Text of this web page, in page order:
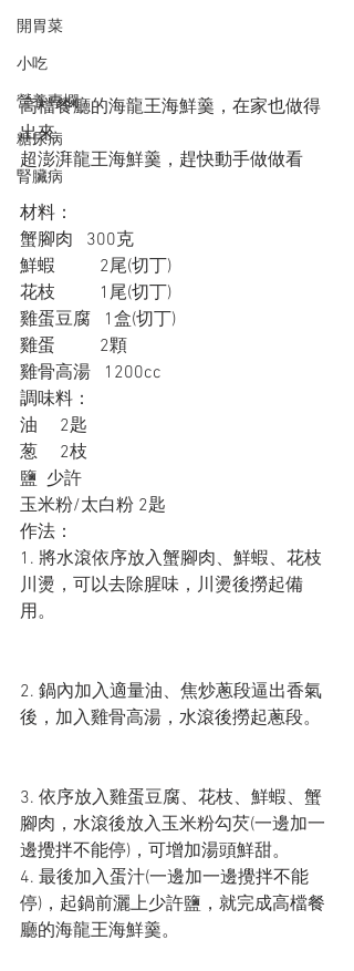
開胃菜
小吃
營養專欄
糖尿病
腎臟病
高檔餐廳的海龍王海鮮羹，在家也做得
出來
超澎湃龍王海鮮羹，趕快動手做做看
材料：
蟹腳肉   300克
鮮蝦          2尾(切丁)
花枝          1尾(切丁)
雞蛋豆腐   1盒(切丁)
雞蛋          2顆
雞骨高湯   1200cc
調味料：
油     2匙
葱     2枝
鹽  少許
玉米粉/太白粉 2匙
作法：
1. 將水滾依序放入蟹腳肉、鮮蝦、花枝
川燙，可以去除腥味，川燙後撈起備
用。
2. 鍋內加入適量油、焦炒蔥段逼出香氣
後，加入雞骨高湯，水滾後撈起蔥段。
3. 依序放入雞蛋豆腐、花枝、鮮蝦、蟹
腳肉，水滾後放入玉米粉勾芡(一邊加一
邊攪拌不能停)，可增加湯頭鮮甜。
4. 最後加入蛋汁(一邊加一邊攪拌不能
停)，起鍋前灑上少許鹽，就完成高檔餐
廳的海龍王海鮮羹。